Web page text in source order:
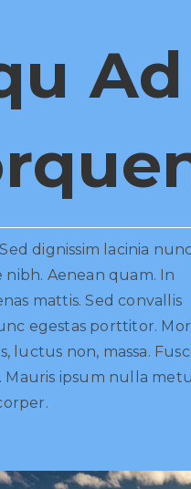
Ad
dignissim lacinia
Aenean quam. In
mattis. Sed convallis
egestas porttitor.
luctus non, massa.
Mauris ipsum nulla